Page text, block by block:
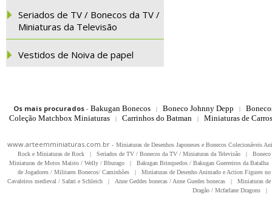
Seriados de TV / Bonecos da TV /
Miniaturas da Televisão
Vestidos de Noiva de papel
Os mais procurados- Bakugan Bonecos | Boneco Johnny Depp |
Coleção Matchbox Miniaturas
| Carrinhos do Batman | Miniaturas de
www.arteemminiaturas.com.br - Miniaturas de Desenhos Japoneses e Bonecos Colecionáveis
Rock e Miniaturas de Rock
| Seriados de TV / Bonecos da TV / Miniaturas da Televisão |
Miniaturas de Motos Maisto / Welly / Bburago
| Bakugan Brinquedos / Bakugan Guerreiros da Batalha
de Jogadores / Militares Bonecos/ Caminhões
|
Miniaturas de Desenho Animado e Action Figures
Cavaleiros medieval / Safari e Schleich
| Anne Geddes bonecas / Anne Guedes bonecas |
Miniaturas
Dragão / Mcfarlane Dragons
|